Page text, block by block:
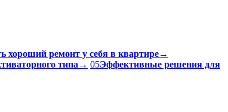
хороший ремонт у себя в квартире→
типа → 05Эффективные решения для